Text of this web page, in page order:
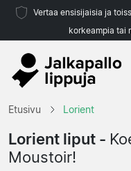
Vertaa ensisijaisia ja
korkeampia tai
Etusivu Lorient
Lorient liput -
Moustoir!